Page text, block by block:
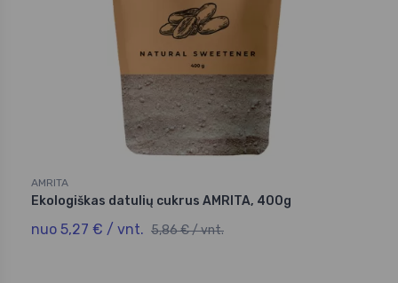
AMRITA
Ekologiškas datulių cukrus AMRITA, 400g
nuo 5,27 € / vnt. 5,86 € / vnt.